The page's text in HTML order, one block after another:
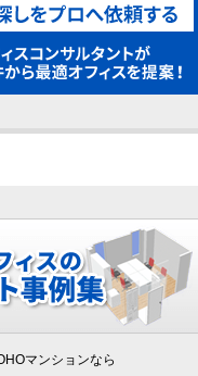
マンションなら